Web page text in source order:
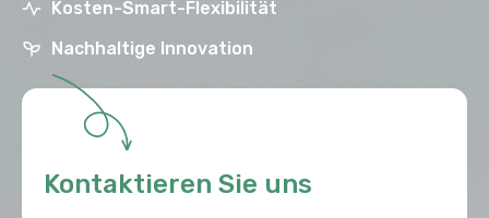
Kosten-Smart-Flexibilität
Nachhaltige Innovation
Kontaktieren Sie uns